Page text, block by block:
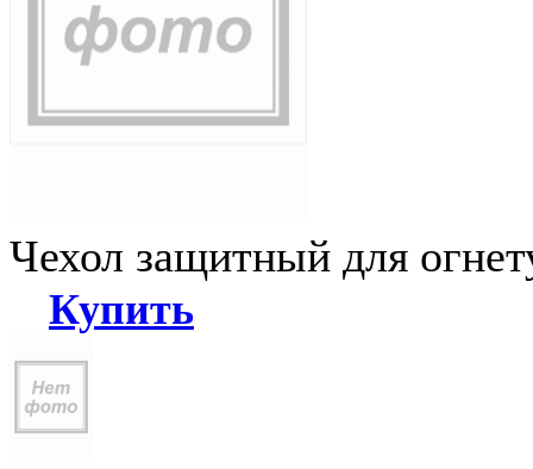
Чехол защитный для
Купить